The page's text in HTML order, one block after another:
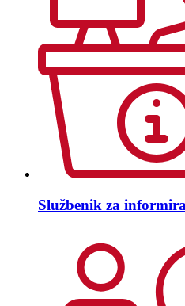
Službenik za